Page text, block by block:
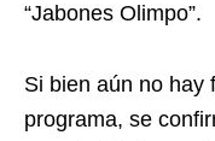
“Jabones Olimpo”.
Si bien aún no hay
programa, se